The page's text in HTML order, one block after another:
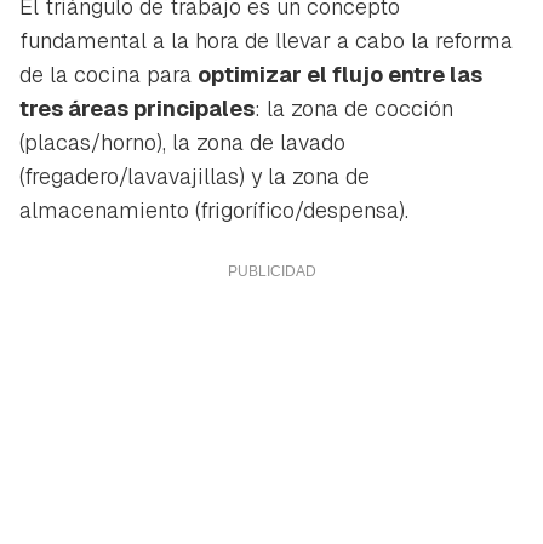
El triángulo de trabajo es un concepto
fundamental a la hora de llevar a cabo la reforma
de la cocina para optimizar el flujo entre las
tres áreas principales: la zona de cocción
(placas/horno), la zona de lavado
(fregadero/lavavajillas) y la zona de
almacenamiento (frigorífico/despensa).